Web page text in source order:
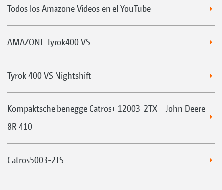
Todos los Amazone Videos en el YouTube
AMAZONE Tyrok400 VS
Tyrok 400 VS Nightshift
Kompaktscheibenegge Catros+ 12003-2TX – John Deere
8R 410
Catros5003-2TS